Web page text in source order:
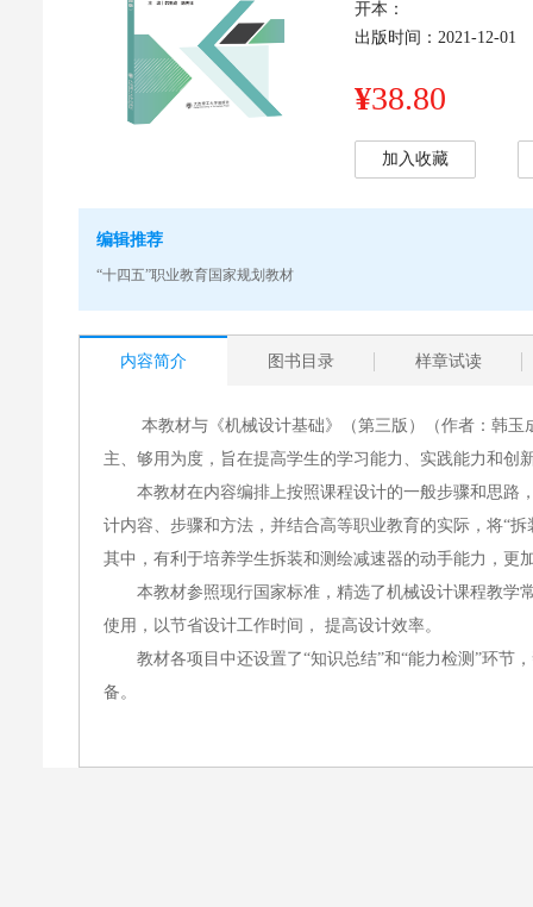
开本：
出版时间：2021-12-01
¥38.80
加入收藏
编辑推荐
“十四五”职业教育国家规划教材
内容简介 图书目录 样章试读
本教材与《机械设计基础》（第三版）（作者：韩
主、够用为度，旨在提高学生的学习能力、实践能力
本教材在内容编排上按照课程设计的一般步骤和思路
计内容、步骤和方法，并结合高等职业教育的实际，将“
其中，有利于培养学生拆装和测绘减速器的动手能力，更
本教材参照现行国家标准，精选了机械设计课程教学
使用，以节省设计工作时间， 提高设计效率。
教材各项目中还设置了“知识总结”和“能力检测”环节
备。